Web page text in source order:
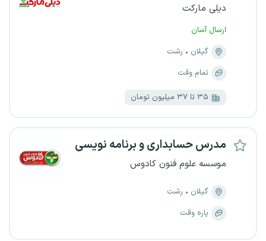
دیلی مارکت
ارسال آسان
گیلان
رشت
تمام وقت
۳۵ تا ۳۷ میلیون تومان
مدرس حسابداری و برنامه نویسی
موسسه علوم فنون کادوس
گیلان
رشت
پاره وقت